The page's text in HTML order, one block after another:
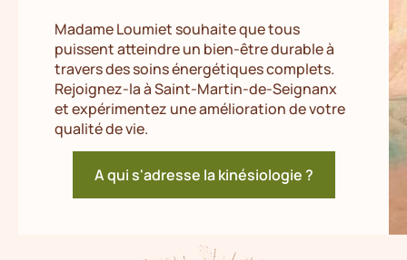
Madame Loumiet souhaite que tous
puissent atteindre un bien-être durable à
travers des soins énergétiques complets.
Rejoignez-la à Saint-Martin-de-Seignanx
et expérimentez une amélioration de votre
qualité de vie.
A qui s'adresse la kinésiologie ?